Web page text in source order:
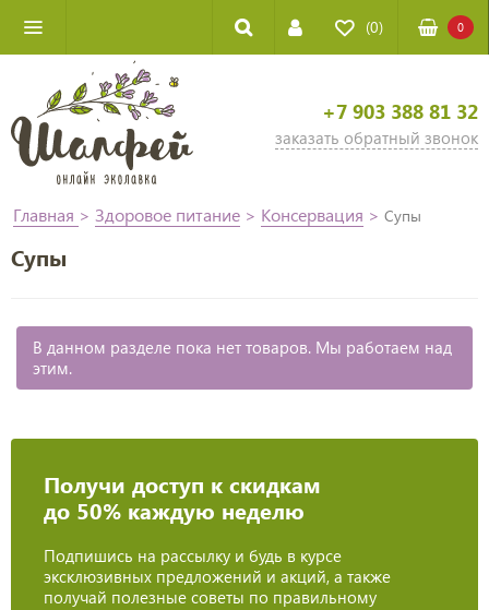
(0) 0
+7 903 388 81 32
заказать обратный звонок
Главная > Здоровое питание > Консервация > Супы
Супы
В данном разделе пока нет товаров. Мы работаем над
этим.
Получи доступ к скидкам
до 50% каждую неделю
Подпишись на рассылку и будь в курсе
эксклюзивных предложений и акций, а также
получай полезные советы по правильному